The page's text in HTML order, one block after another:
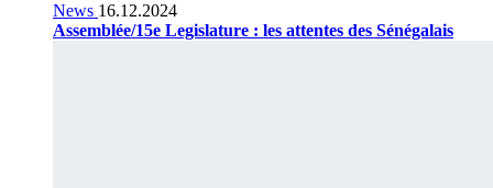
News 16.12.2024
Assemblée/15e Legislature : les attentes des Sénégalais